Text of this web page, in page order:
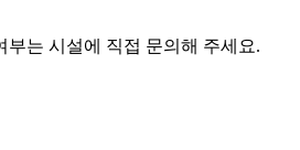
는 시설에 직접 문의해 주세요.